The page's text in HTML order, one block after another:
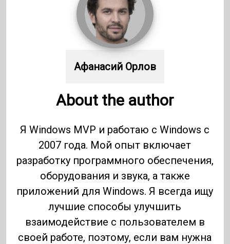
Афанасий Орлов
About the author
Я Windows MVP и работаю с Windows с
2007 года. Мой опыт включает
разработку программного обеспечения,
оборудования и звука, а также
приложений для Windows. Я всегда ищу
лучшие способы улучшить
взаимодействие с пользователем в
своей работе, поэтому, если вам нужна